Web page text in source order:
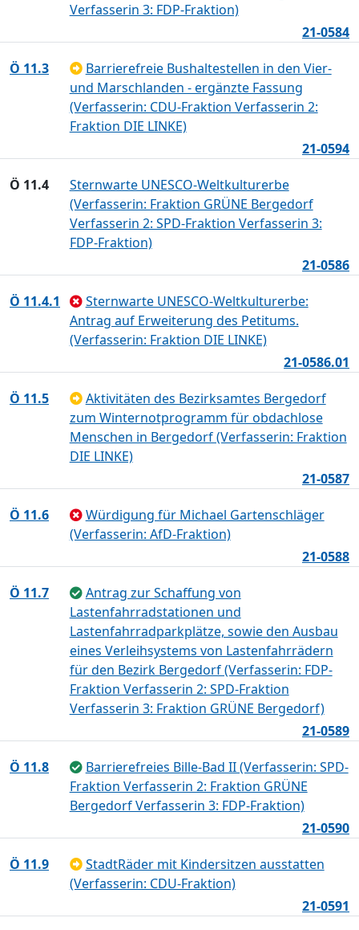
Verfasserin 3: FDP-Fraktion)
21-0584
Ö 11.3
Barrierefreie Bushaltestellen in den Vier-
und Marschlanden - ergänzte Fassung
(Verfasserin: CDU-Fraktion Verfasserin 2:
Fraktion DIE LINKE)
21-0594
Ö 11.4
Sternwarte UNESCO-Weltkulturerbe
(Verfasserin: Fraktion GRÜNE Bergedorf
Verfasserin 2: SPD-Fraktion Verfasserin 3:
FDP-Fraktion)
21-0586
Ö 11.4.1
Sternwarte UNESCO-Weltkulturerbe:
Antrag auf Erweiterung des Petitums.
(Verfasserin: Fraktion DIE LINKE)
21-0586.01
Ö 11.5
Aktivitäten des Bezirksamtes Bergedorf
zum Winternotprogramm für obdachlose
Menschen in Bergedorf (Verfasserin: Fraktion
DIE LINKE)
21-0587
Ö 11.6
Würdigung für Michael Gartenschläger
(Verfasserin: AfD-Fraktion)
21-0588
Ö 11.7
Antrag zur Schaffung von
Lastenfahrradstationen und
Lastenfahrradparkplätze, sowie den Ausbau
eines Verleihsystems von Lastenfahrrädern
für den Bezirk Bergedorf (Verfasserin: FDP-
Fraktion Verfasserin 2: SPD-Fraktion
Verfasserin 3: Fraktion GRÜNE Bergedorf)
21-0589
Ö 11.8
Barrierefreies Bille-Bad II (Verfasserin: SPD-
Fraktion Verfasserin 2: Fraktion GRÜNE
Bergedorf Verfasserin 3: FDP-Fraktion)
21-0590
Ö 11.9
StadtRäder mit Kindersitzen ausstatten
(Verfasserin: CDU-Fraktion)
21-0591